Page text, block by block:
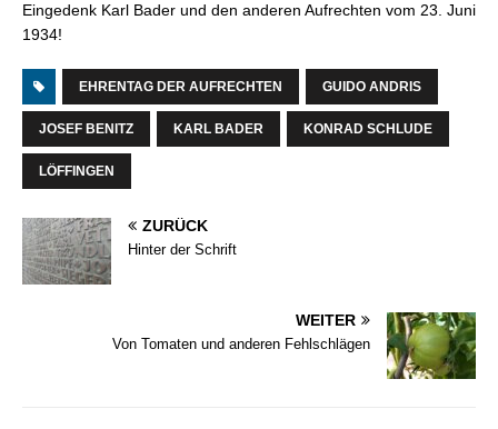
Eingedenk Karl Bader und den anderen Aufrechten vom 23. Juni
1934!
EHRENTAG DER AUFRECHTEN GUIDO ANDRIS
JOSEF BENITZ KARL BADER KONRAD SCHLUDE
LÖFFINGEN
ZURÜCK
Hinter der Schrift
WEITER
Von Tomaten und anderen Fehlschlägen